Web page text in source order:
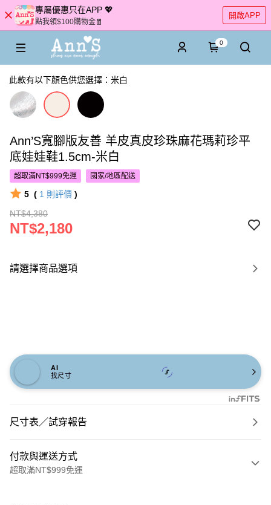
專屬優惠只在APP 💖
點我領$100購物金🧧
開啟APP
0
此款有以下顏色供您選擇：米白
Ann’S寬腳版友善 羊皮真皮珍珠麻花瑪莉珍平
底娃娃鞋1.5cm-米白
超取滿NT$999免運 國家/地區配送
5 ( 1 則評價 )
NT$4,380
NT$2,180
請選擇商品選項
AI
找尺寸
尺寸表／試穿報告
付款與運送方式
超取滿NT$999免運